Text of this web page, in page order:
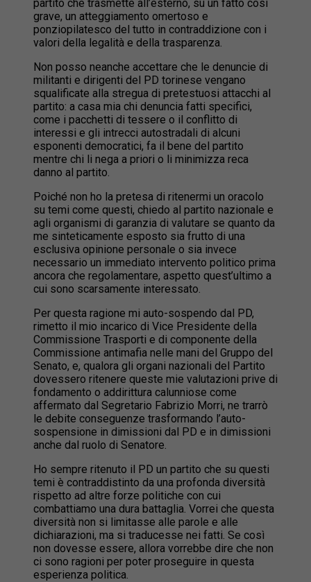
partito che trasmette all’esterno, su un fatto così
grave, un atteggiamento omertoso e
ponziopilatesco del tutto in contraddizione con i
valori della legalità e della trasparenza.
Non posso neanche accettare che le denuncie di
militanti e dirigenti del PD torinese vengano
squalificate alla stregua di pretestuosi attacchi al
partito: a casa mia chi denuncia fatti specifici,
come i pacchetti di tessere o il conflitto di
interessi e gli intrecci autostradali di alcuni
esponenti democratici, fa il bene del partito
mentre chi li nega a priori o li minimizza reca
danno al partito.
Poiché non ho la pretesa di ritenermi un oracolo
su temi come questi, chiedo al partito nazionale e
agli organismi di garanzia di valutare se quanto da
me sinteticamente esposto sia frutto di una
esclusiva opinione personale o sia invece
necessario un immediato intervento politico prima
ancora che regolamentare, aspetto quest’ultimo a
cui sono scarsamente interessato.
Per questa ragione mi auto-sospendo dal PD,
rimetto il mio incarico di Vice Presidente della
Commissione Trasporti e di componente della
Commissione antimafia nelle mani del Gruppo del
Senato, e, qualora gli organi nazionali del Partito
dovessero ritenere queste mie valutazioni prive di
fondamento o addirittura calunniose come
affermato dal Segretario Fabrizio Morri, ne trarrò
le debite conseguenze trasformando l’auto-
sospensione in dimissioni dal PD e in dimissioni
anche dal ruolo di Senatore.
Ho sempre ritenuto il PD un partito che su questi
temi è contraddistinto da una profonda diversità
rispetto ad altre forze politiche con cui
combattiamo una dura battaglia. Vorrei che questa
diversità non si limitasse alle parole e alle
dichiarazioni, ma si traducesse nei fatti. Se così
non dovesse essere, allora vorrebbe dire che non
ci sono ragioni per poter proseguire in questa
esperienza politica.